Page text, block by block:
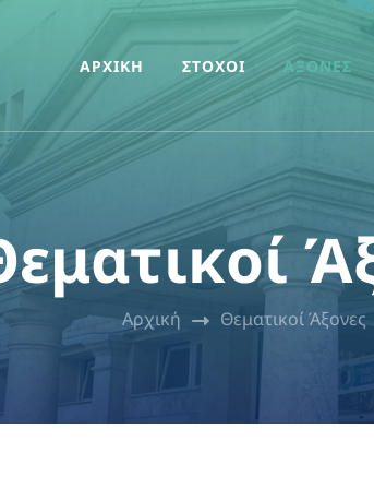
ΑΡΧΙΚΗ ΣΤΟΧΟΙ ΑΞΟΝΕΣ
Αρχική Θεματικοί Άξονες